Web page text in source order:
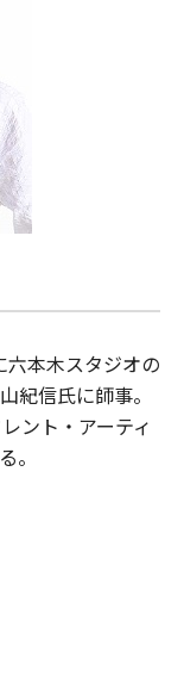
本木スタジオの
紀信氏に師事。
ント・アーティ
。